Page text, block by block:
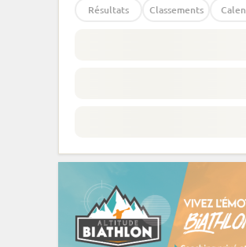
Résultats Classements